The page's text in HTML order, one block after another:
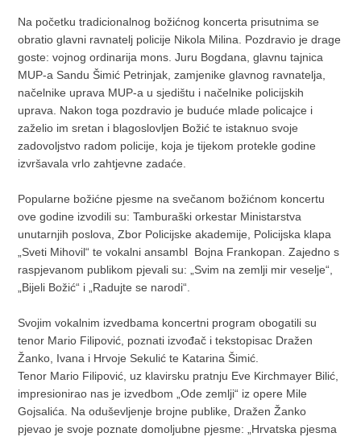
Na početku tradicionalnog božićnog koncerta prisutnima se
obratio glavni ravnatelj policije Nikola Milina. Pozdravio je drage
goste: vojnog ordinarija mons. Juru Bogdana, glavnu tajnica
MUP-a Sandu Šimić Petrinjak, zamjenike glavnog ravnatelja,
načelnike uprava MUP-a u sjedištu i načelnike policijskih
uprava. Nakon toga pozdravio je buduće mlade policajce i
zaželio im sretan i blagoslovljen Božić te istaknuo svoje
zadovoljstvo radom policije, koja je tijekom protekle godine
izvršavala vrlo zahtjevne zadaće.
Popularne božićne pjesme na svečanom božićnom koncertu
ove godine izvodili su: Tamburaški orkestar Ministarstva
unutarnjih poslova, Zbor Policijske akademije, Policijska klapa
„Sveti Mihovil“ te vokalni ansambl Bojna Frankopan. Zajedno s
raspjevanom publikom pjevali su: „Svim na zemlji mir veselje“,
„Bijeli Božić“ i „Radujte se narodi“.
Svojim vokalnim izvedbama koncertni program obogatili su
tenor Mario Filipović, poznati izvođač i tekstopisac Dražen
Žanko, Ivana i Hrvoje Sekulić te Katarina Šimić.
Tenor Mario Filipović, uz klavirsku pratnju Eve Kirchmayer Bilić,
impresionirao nas je izvedbom „Ode zemlji“ iz opere Mile
Gojsalića. Na oduševljenje brojne publike, Dražen Žanko
pjevao je svoje poznate domoljubne pjesme: „Hrvatska pjesma